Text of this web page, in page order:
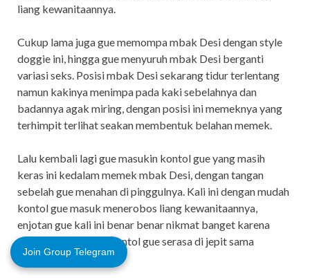
liang kewanitaannya.
Cukup lama juga gue memompa mbak Desi dengan style
doggie ini, hingga gue menyuruh mbak Desi berganti
variasi seks. Posisi mbak Desi sekarang tidur terlentang
namun kakinya menimpa pada kaki sebelahnya dan
badannya agak miring, dengan posisi ini memeknya yang
terhimpit terlihat seakan membentuk belahan memek.
Lalu kembali lagi gue masukin kontol gue yang masih
keras ini kedalam memek mbak Desi, dengan tangan
sebelah gue menahan di pinggulnya. Kali ini dengan mudah
kontol gue masuk menerobos liang kewanitaannya,
enjotan gue kali ini benar benar nikmat banget karena
sekarang posisinya kontol gue serasa di jepit sama
pantatnya.
Join Group Telegram